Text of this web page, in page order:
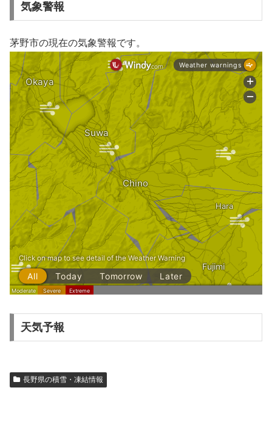
気象警報
茅野市の現在の気象警報です。
天気予報
長野県の積雪・凍結情報